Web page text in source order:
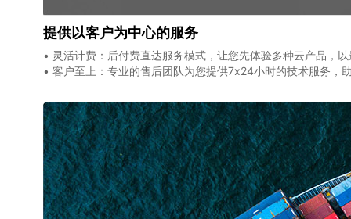
提供以客户为中心的服务
• 灵活计费：后付费直达服务模式，让您先体验多种云产品，
• 客户至上：专业的售后团队为您提供7x24小时的技术服务，